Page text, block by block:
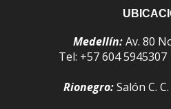
Medellín:Av. 80
Tel: +57 604 5945307
Rionegro:Salón C.